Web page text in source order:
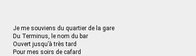
Je me souviens du quartier de la gare
Du Terminus, le nom du bar
Ouvert jusqu’à très tard
Pour mes soirs de cafard